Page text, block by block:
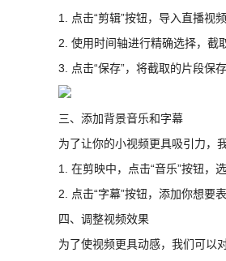
1. 点击“剪辑”按钮，导入直播视频
2. 使用时间轴进行精确选择，截
3. 点击“保存”，将截取的片段保
三、添加背景音乐和字幕
为了让你的小视频更具吸引力，
1. 在剪映中，点击“音乐”按钮，
2. 点击“字幕”按钮，添加你想要
四、调整视频效果
为了使视频更具动感，我们可以